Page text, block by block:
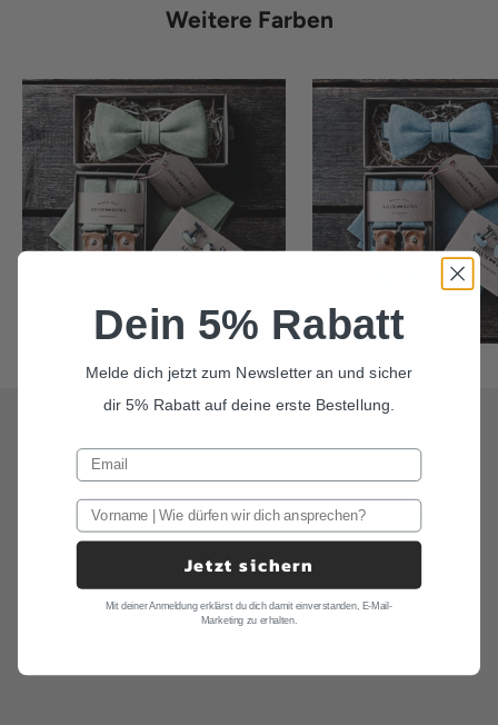
Weitere Farben
Über uns
Gründergeschichte
Wir sind Tobias und Julian. Im Jahr 2016 haben wir ADAM BOWS
zum Leben erweckt. Seitdem leben wir unseren Traum einer
eigenen kleinen Modemanufaktur.
Erfahre hier unsere komplette Geschichte.
Dein 5% Rabatt
Melde dich jetzt zum Newsletter an und sicher
dir 5% Rabatt auf deine erste Bestellung.
Jetzt sichern
Mit deiner Anmeldung erklärst du dich damit einverstanden, E-Mail-
Marketing zu erhalten.